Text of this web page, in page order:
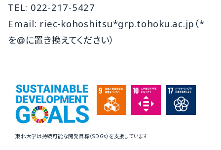
TEL: 022-217-5427
Email: riec-kohoshitsu*grp.tohoku.ac.jp（*
を@に置き換えてください）
東北大学は持続可能な開発目標（SDGs）を支援しています